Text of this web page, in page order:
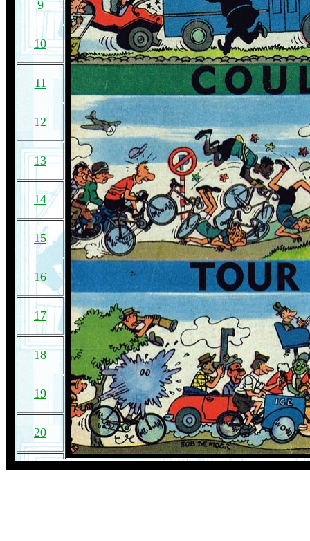
9
10
11
12
13
14
15
16
17
18
19
20